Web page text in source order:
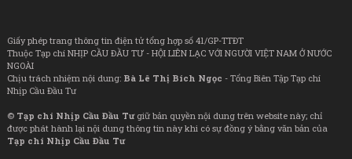
Giấy phép trang thông tin điện tử tổng hợp số 41/GP-TTĐT
Thuộc Tạp chí NHỊP CẦU ĐẦU TƯ - HỘI LIÊN LẠC VỚI NGƯỜI VIỆT NAM Ở NƯỚC
NGOÀI
Chịu trách nhiệm nội dung: Bà Lê Thị Bích Ngọc - Tổng Biên Tập Tạp chí
Nhịp Cầu Đầu Tư
© Tạp chí Nhịp Cầu Đầu Tưgiữ bản quyền nội dung trên website này; chỉ
được phát hành lại nội dung thông tin này khi có sự đồng ý bằng văn bản của
Tạp chí Nhịp Cầu Đầu Tư